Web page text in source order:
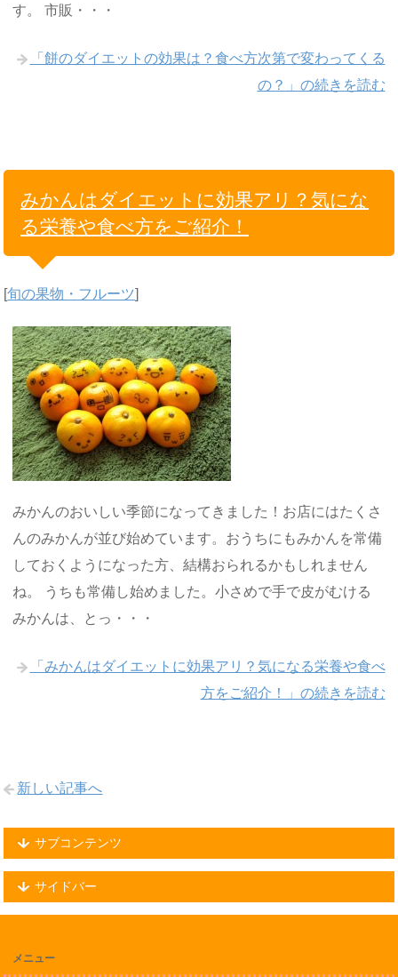
す。 市販・・・
「餅のダイエットの効果は？食べ方次第で変わってくる
の？」の続きを読む
みかんはダイエットに効果アリ？気にな
る栄養や食べ方をご紹介！
[旬の果物・フルーツ]
みかんのおいしい季節になってきました！お店にはたくさ
んのみかんが並び始めています。おうちにもみかんを常備
しておくようになった方、結構おられるかもしれません
ね。 うちも常備し始めました。小さめで手で皮がむける
みかんは、とっ・・・
「みかんはダイエットに効果アリ？気になる栄養や食べ
方をご紹介！」の続きを読む
新しい記事へ
サブコンテンツ
サイドバー
メニュー